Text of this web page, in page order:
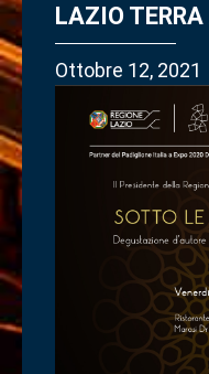
LAZIO
Ottobre 12, 2021